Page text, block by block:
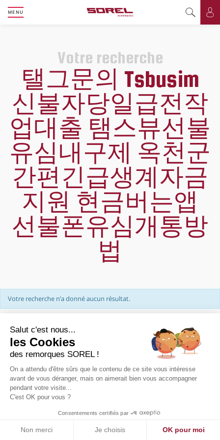
MENU Basculer
탤그문의 Tsbusim
신불자당일급전작
업대출 탬스뷰선불
유심내구제 옥천군
간편긴급생계자금
지원 현금버는앱
선불폰유심개통방
법
Votre recherche
Votre recherche n’a donné aucun résultat.
PRÉSENTATION
MENTIONS LÉGALES
Salut c'est nous...
les Cookies
des remorques SOREL !
On a attendu d'être sûrs que le contenu de ce site vous intéresse
avant de vous déranger, mais on aimerait bien vous accompagner
pendant votre visite...
C'est OK pour vous ?
Consentements certifiés par
Non merci Je choisis OK pour moi